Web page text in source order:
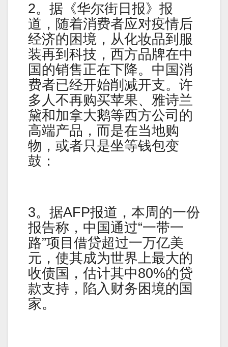
2。据《华尔街日报》报
道，随着消费者应对疫情后
经济的困境，从化妆品到服
装再到科技，西方品牌在中
国的销售正在下降。中国消
费者已经开始削减开支。许
多人不再购买苹果、雅诗兰
黛和加拿大鹅等西方公司的
高端产品，而是在当地购
物，或者只是坐等钱包变
鼓：
3。据AFP报道，本周的一份
报告称，中国通过“一带一
路”项目借贷超过一万亿美
元，使其成为世界上最大的
收债国，估计其中80%的贷
款支持，陷入财务困境的国
家。